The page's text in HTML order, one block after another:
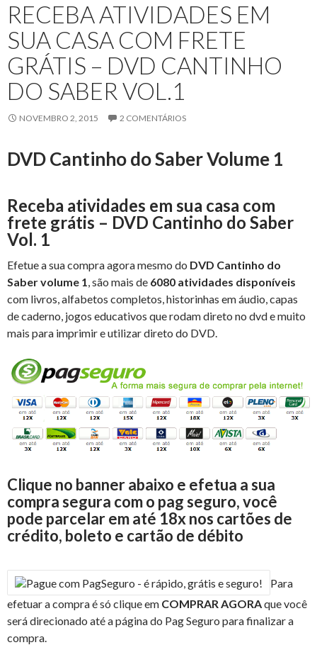
RECEBA ATIVIDADES EM
SUA CASA COM FRETE
GRÁTIS – DVD CANTINHO
DO SABER VOL.1
NOVEMBRO 2, 2015 2 COMENTÁRIOS
DVD Cantinho do Saber Volume 1
Receba atividades em sua casa com
frete grátis – DVD Cantinho do Saber
Vol. 1
Efetue a sua compra agora mesmo do DVD Cantinho do
Saber volume 1, são mais de 6080 atividades disponíveis
com livros, alfabetos completos, historinhas em áudio, capas
de caderno, jogos educativos que rodam direto no dvd e muito
mais para imprimir e utilizar direto do DVD.
Clique no banner abaixo e efetua a sua
compra segura com o pag seguro, você
pode parcelar em até 18x nos cartões de
crédito, boleto e cartão de débito
Para
efetuar a compra é só clique em COMPRAR AGORAque você
será direcionado até a página do Pag Seguro para finalizar a
compra.